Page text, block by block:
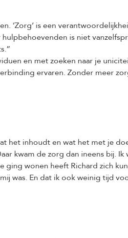
’Zorg’ is een
is niet
en met zoeken naar je
ervaren. Zonder meer
inhoudt en wat het met je
kwam de zorg dan ineens bij.
wonen heeft Richard zich
was. En dat ik ook weinig tijd